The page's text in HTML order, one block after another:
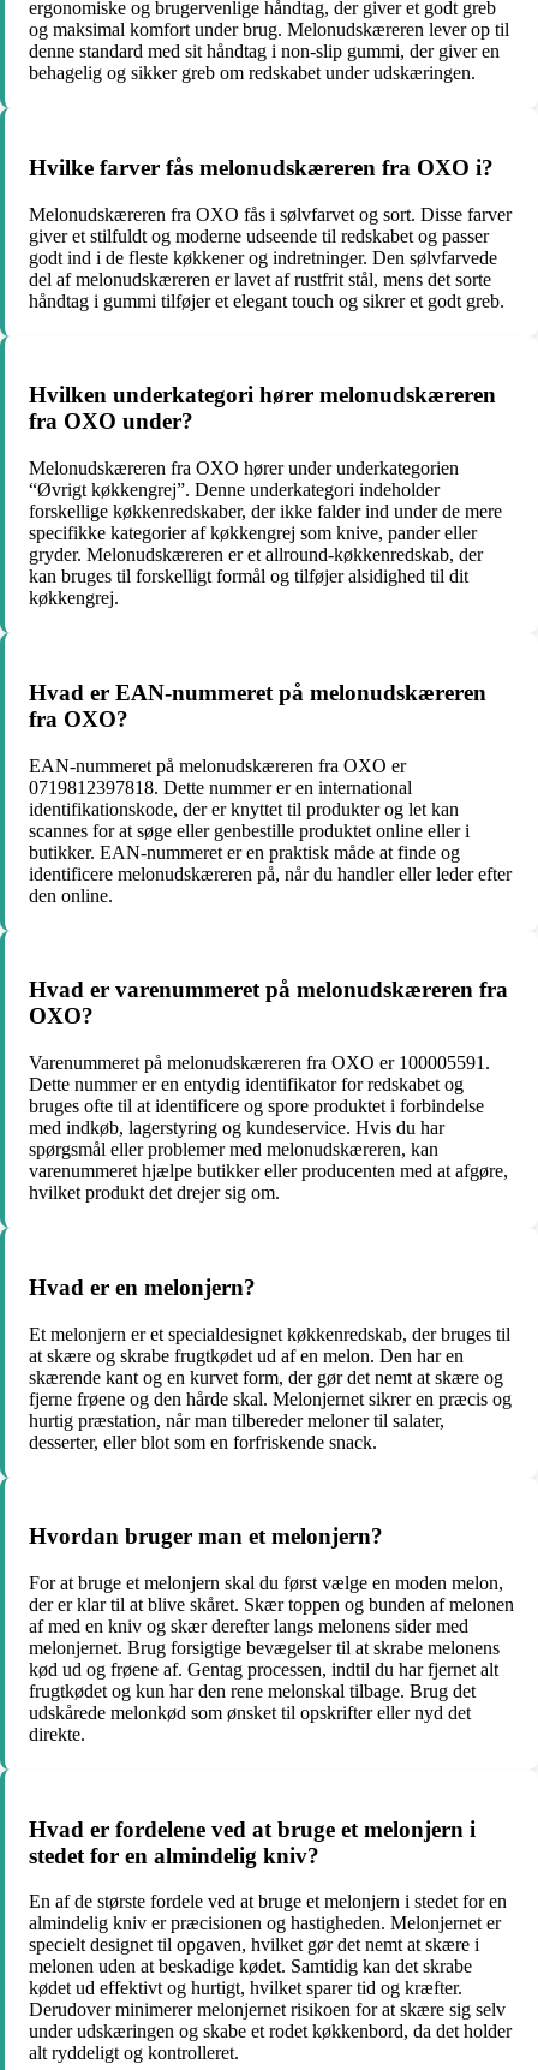
ergonomiske og brugervenlige håndtag, der giver et godt greb
og maksimal komfort under brug. Melonudskæreren lever op til
denne standard med sit håndtag i non-slip gummi, der giver en
behagelig og sikker greb om redskabet under udskæringen.
Hvilke farver fås melonudskæreren fra OXO i?
Melonudskæreren fra OXO fås i sølvfarvet og sort. Disse farver
giver et stilfuldt og moderne udseende til redskabet og passer
godt ind i de fleste køkkener og indretninger. Den sølvfarvede
del af melonudskæreren er lavet af rustfrit stål, mens det sorte
håndtag i gummi tilføjer et elegant touch og sikrer et godt greb.
Hvilken underkategori hører melonudskæreren
fra OXO under?
Melonudskæreren fra OXO hører under underkategorien
“Øvrigt køkkengrej”. Denne underkategori indeholder
forskellige køkkenredskaber, der ikke falder ind under de mere
specifikke kategorier af køkkengrej som knive, pander eller
gryder. Melonudskæreren er et allround-køkkenredskab, der
kan bruges til forskelligt formål og tilføjer alsidighed til dit
køkkengrej.
Hvad er EAN-nummeret på melonudskæreren
fra OXO?
EAN-nummeret på melonudskæreren fra OXO er
0719812397818. Dette nummer er en international
identifikationskode, der er knyttet til produkter og let kan
scannes for at søge eller genbestille produktet online eller i
butikker. EAN-nummeret er en praktisk måde at finde og
identificere melonudskæreren på, når du handler eller leder efter
den online.
Hvad er varenummeret på melonudskæreren fra
OXO?
Varenummeret på melonudskæreren fra OXO er 100005591.
Dette nummer er en entydig identifikator for redskabet og
bruges ofte til at identificere og spore produktet i forbindelse
med indkøb, lagerstyring og kundeservice. Hvis du har
spørgsmål eller problemer med melonudskæreren, kan
varenummeret hjælpe butikker eller producenten med at afgøre,
hvilket produkt det drejer sig om.
Hvad er en melonjern?
Et melonjern er et specialdesignet køkkenredskab, der bruges til
at skære og skrabe frugtkødet ud af en melon. Den har en
skærende kant og en kurvet form, der gør det nemt at skære og
fjerne frøene og den hårde skal. Melonjernet sikrer en præcis og
hurtig præstation, når man tilbereder meloner til salater,
desserter, eller blot som en forfriskende snack.
Hvordan bruger man et melonjern?
For at bruge et melonjern skal du først vælge en moden melon,
der er klar til at blive skåret. Skær toppen og bunden af melonen
af med en kniv og skær derefter langs melonens sider med
melonjernet. Brug forsigtige bevægelser til at skrabe melonens
kød ud og frøene af. Gentag processen, indtil du har fjernet alt
frugtkødet og kun har den rene melonskal tilbage. Brug det
udskårede melonkød som ønsket til opskrifter eller nyd det
direkte.
Hvad er fordelene ved at bruge et melonjern i
stedet for en almindelig kniv?
En af de største fordele ved at bruge et melonjern i stedet for en
almindelig kniv er præcisionen og hastigheden. Melonjernet er
specielt designet til opgaven, hvilket gør det nemt at skære i
melonen uden at beskadige kødet. Samtidig kan det skrabe
kødet ud effektivt og hurtigt, hvilket sparer tid og kræfter.
Derudover minimerer melonjernet risikoen for at skære sig selv
under udskæringen og skabe et rodet køkkenbord, da det holder
alt ryddeligt og kontrolleret.